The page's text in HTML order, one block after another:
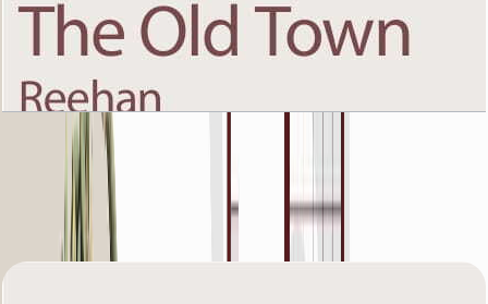
The Old Town Reehan 8, First Floor, 3+Room
BR, Unit 5, 1886 SQFT
باز کردن چیدمان